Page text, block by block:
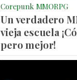
Corepunk MMORPG
Un verdadero
vieja escuela
pero mejor!